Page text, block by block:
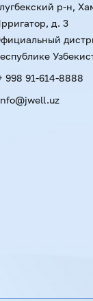
Модульная
времени,
подобрать
р-н,
д. 3
998 91-614-8888